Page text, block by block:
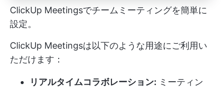
ClickUp Meetingsでチームミーティングを簡単に
設定。
ClickUp Meetingsは以下のような用途にご利用い
ただけます：
リアルタイムコラボレーション: ミーティン